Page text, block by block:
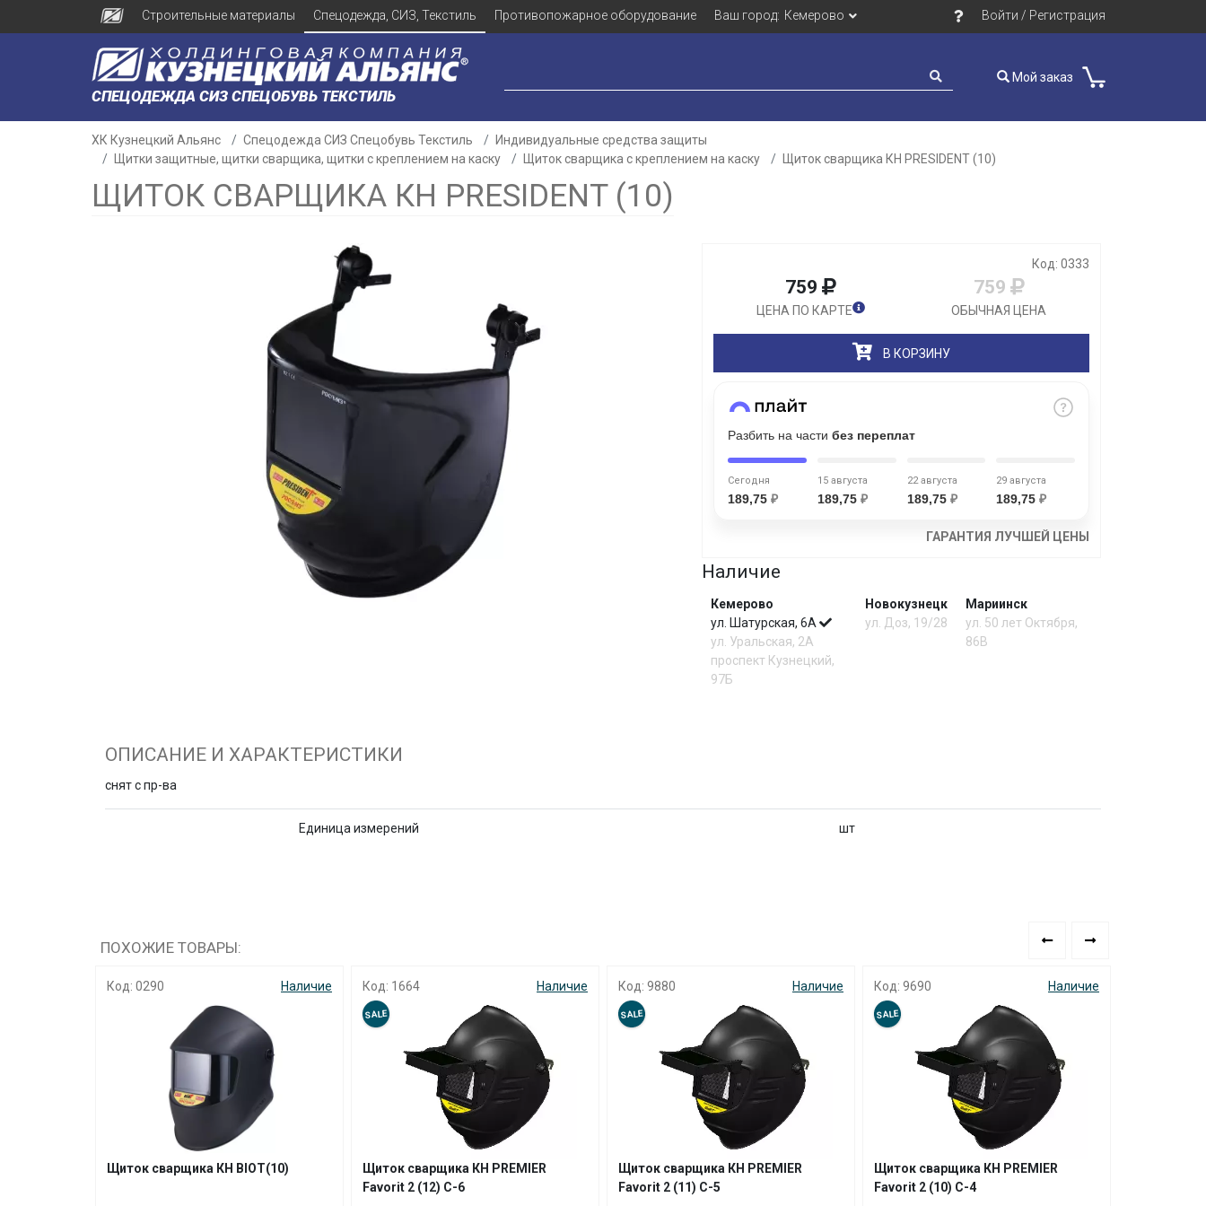
Строительные материалы Спецодежда, СИЗ, Текстиль Противопожарное оборудование Ваш город: Кемерово Войти / Регистрация
СПЕЦОДЕЖДА СИЗ СПЕЦОБУВЬ ТЕКСТИЛЬ
Мой заказ
ХК Кузнецкий Альянс Спецодежда СИЗ Спецобувь Текстиль
Индивидуальные средства защиты
Щитки защитные, щитки сварщика, щитки с креплением на каску
Щиток сварщика с креплением на каску Щиток сварщика КН PRESIDENT (10)
ЩИТОК СВАРЩИКА КН PRESIDENT (10)
Код: 0333
759
ЦЕНА ПО КАРТЕ
759
ОБЫЧНАЯ ЦЕНА
В КОРЗИНУ
Разбить на части без переплат
Сегодня
189,75 ₽
15 августа
189,75 ₽
22 августа
189,75 ₽
29 августа
189,75₽
ГАРАНТИЯ ЛУЧШЕЙ ЦЕНЫ
Наличие
Кемерово
ул. Шатурская, 6А
ул. Уральская, 2А
проспект Кузнецкий,
97Б
Новокузнецк
ул. Доз, 19/28
Мариинск
ул. 50 лет Октября,
86В
ОПИСАНИЕ И ХАРАКТЕРИСТИКИ
снят с пр-ва
Единица измерений шт
ПОХОЖИЕ ТОВАРЫ:
Код: 0290 Наличие
Щиток сварщика КН BIOT(10)
Код: 1664 Наличие
SALE
Щиток сварщика КН PREMIER
Favorit 2 (12) С-6
Код: 9880 Наличие
SALE
Щиток сварщика КН PREMIER
Favorit 2 (11) С-5
Код: 9690 Наличие
SALE
Щиток сварщика КН PREMIER
Favorit 2 (10) С-4
Разбейте
на частибез переплат
График платежей
Сегодня
25%
Добавляйте товары
раз в 2
недели
Остались вопросы?
8 800 302-02-51